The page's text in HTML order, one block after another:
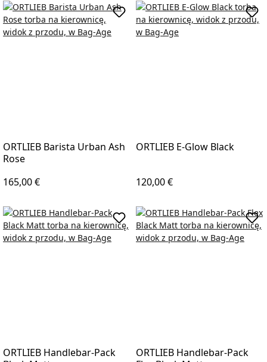
ORTLIEB Barista Urban Ash
Rose
Regular price:
165,00 €
ORTLIEB E-Glow Black
Regular price:
120,00 €
ORTLIEB Handlebar-Pack
ORTLIEB Handlebar-Pack